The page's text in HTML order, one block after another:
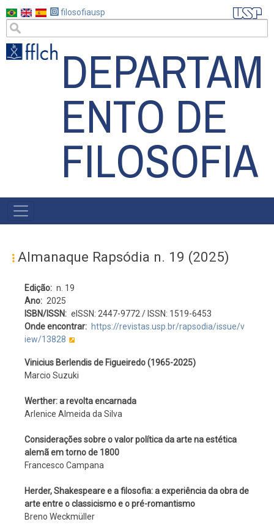
para
conteúdo
principal
filosofiausp
DEPARTAM
ENTO DE
FILOSOFIA
MAIN
Almanaque Rapsódia n. 19 (2025)
Edição
n. 19
Ano
2025
ISBN/ISSN
eISSN: 2447-9772 / ISSN: 1519-6453
Onde encontrar
https://revistas.usp.br/rapsodia/issue/v
iew/13828
Vinicius Berlendis de Figueiredo (1965-2025)
Marcio Suzuki
Werther: a revolta encarnada
Arlenice Almeida da Silva
Considerações sobre o valor política da arte na estética
alemã em torno de 1800
Francesco Campana
Herder, Shakespeare e a filosofia: a experiência da obra de
arte entre o classicismo e o pré-romantismo
Breno Weckmüller